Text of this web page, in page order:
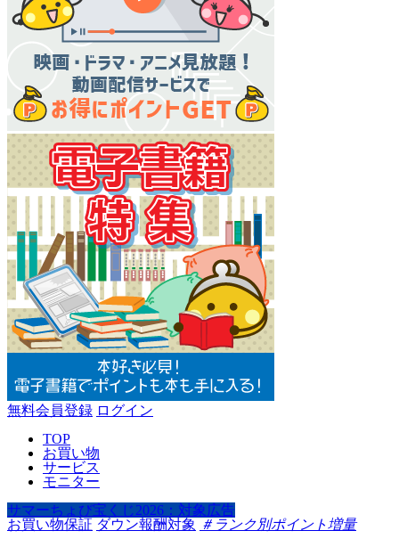
無料会員登録 ログイン
TOP
お買い物
サービス
モニター
サマーちょび宝くじ2026：対象広告
お買い物保証 ダウン報酬対象 ＃ランク別ポイント増量